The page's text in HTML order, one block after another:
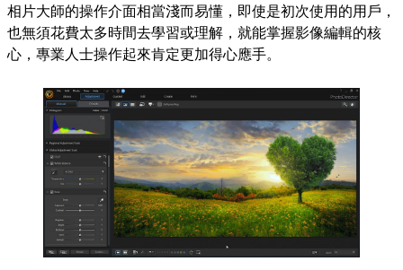
相片大師的操作介面相當淺而易懂，即使是初次使用的用戶，
也無須花費太多時間去學習或理解，就能掌握影像編輯的核
心，專業人士操作起來肯定更加得心應手。